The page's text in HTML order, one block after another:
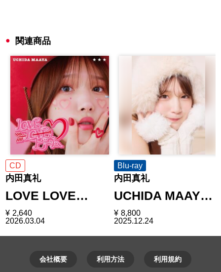
関連商品
CD
内田真礼
LOVE LOVE…
¥ 2,640
2026.03.04
Blu-ray
内田真礼
UCHIDA MAAY…
¥ 8,800
2025.12.24
会社概要 利用方法 利用規約